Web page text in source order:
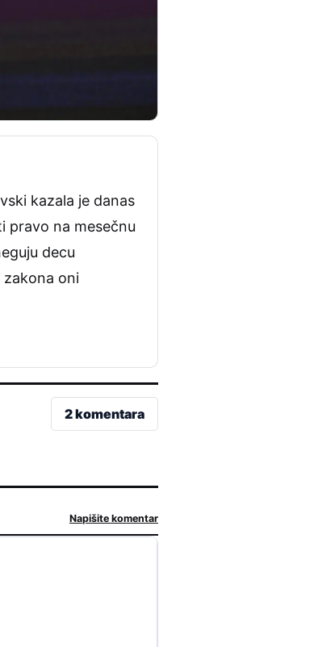
kazala je danas
pravo na mesečnu
decu
oni
2 komentara
Napišite komentar